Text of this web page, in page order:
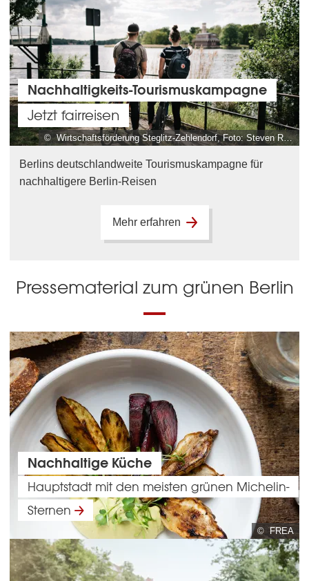
© Wirtschaftsförderung Steglitz-Zehlendorf, Foto: Steven Ritzer
Nachhaltigkeits-Tourismuskampagne
Jetzt fairreisen
Berlins deutschlandweite Tourismuskampagne für
nachhaltigere Berlin-Reisen
Mehr erfahren
Pressematerial zum grünen Berlin
© FREA
Nachhaltige Küche
Hauptstadt mit den meisten grünen Michelin-
Sternen